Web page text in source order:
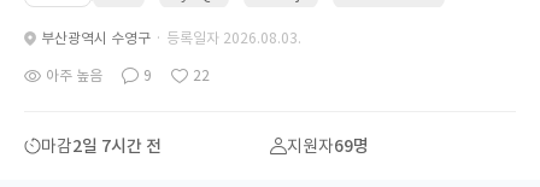
부산광역시 수영구 · 등록일자 2026.08.03.
아주 높음 9 22
마감2일 7시간 전 지원자69명